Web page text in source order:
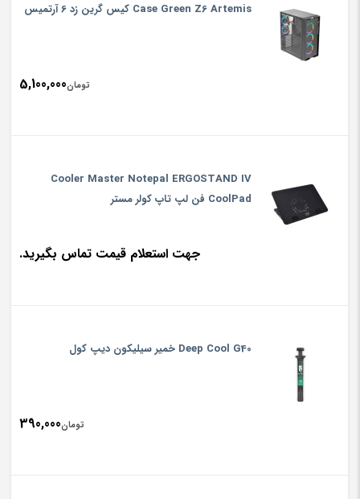
Case Green Z6 Artemis کیس گرین زد 6 آرتمیس
تومان5,100,000
Cooler Master Notepal ERGOSTAND IV
CoolPad فن لپ تاپ کولر مستر
جهت استعلام قیمت تماس بگیرید.
Deep Cool G40 خمیر سیلیکون دیپ کول
تومان390,000